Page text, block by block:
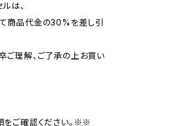
は、
商品代金の30%を差し引
ご理解、ご了承の上お買い
ご確認ください。※※